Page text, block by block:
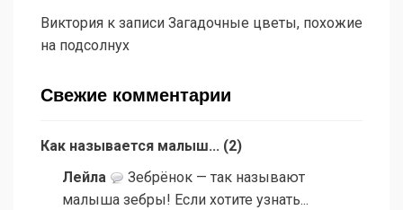
Виктория к записи Загадочные цветы, похожие
на подсолнух
Свежие комментарии
Как называется малыш... (2)
Лейла
Зебрёнок — так называют
малыша зебры! Если хотите узнать...